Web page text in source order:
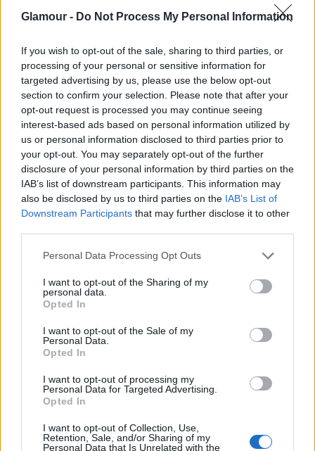
Glamour - Do Not Process My Personal Information
If you wish to opt-out of the sale, sharing to third parties, or
processing of your personal or sensitive information for
targeted advertising by us, please use the below opt-out
section to confirm your selection. Please note that after your
opt-out request is processed you may continue seeing
interest-based ads based on personal information utilized by
us or personal information disclosed to third parties prior to
your opt-out. You may separately opt-out of the further
disclosure of your personal information by third parties on the
IAB’s list of downstream participants. This information may
also be disclosed by us to third parties on the IAB’s List of
Downstream Participants that may further disclose it to other
Please note that this website/app uses one or more Google
not limited to your visit or usage behaviour. You may click to
grant or deny consent to Google and its third-party tags to
use your data for below specified purposes in below Google
consent section.
Personal Data Processing Opt Outs
I want to opt-out of the Sharing of my
personal data.
Opted In
I want to opt-out of the Sale of my
Personal Data.
Opted In
I want to opt-out of processing my
Personal Data for Targeted Advertising.
Opted In
I want to opt-out of Collection, Use,
Retention, Sale, and/or Sharing of my
Personal Data that Is Unrelated with the
stratégiailag nagyon jól elhelyezett mintáknak
maraton terveinek bemutatása volt a hercegi pár és
Harry előtt.